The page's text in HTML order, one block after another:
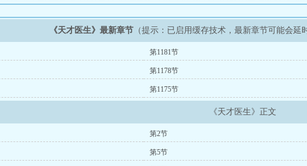
《天才医生》最新章节 （提示：已启用缓存技术，最新章节可能会延
第1181节
第1178节
第1175节
《天才医生》正文
第2节
第5节